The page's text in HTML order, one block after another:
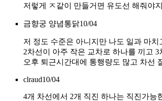
저렇게 ㅈ같이 만들거면 유도선 해줘야지
금향궁 양념통닭10/04
저 정도 수준은 아니지만 나도 일과 마치
2차선이 아주 작은 교차로 하나를 끼고
오후 퇴근시간대에 통행량도 많고 차선
clraud10/04
4개 차선에서 2개 직진 하나는 직진가능